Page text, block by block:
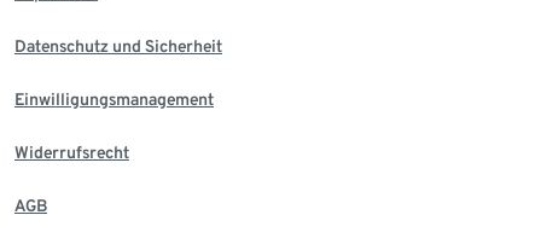
Datenschutz und Sicherheit
Einwilligungsmanagement
Widerrufsrecht
AGB